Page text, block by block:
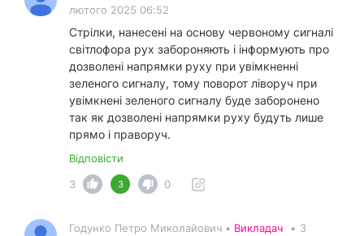
лютого 2025 06:52
Стрілки, нанесені на основу червоному сигналі
світлофора рух забороняють і інформують про
дозволені напрямки руху при увімкненні
зеленого сигналу, тому поворот ліворуч при
увімкнені зеленого сигналу буде заборонено
так як дозволені напрямки руху будуть лише
прямо і праворуч.
Відповісти
3
3 0
Годунко Петро Миколайович • Викладач • 3